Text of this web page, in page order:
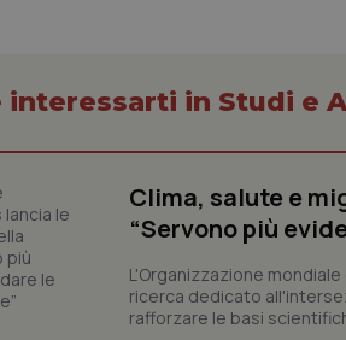
interessarti in Studi e
Clima, salute e
“Servono più
L'Organizzazione
ricerca dedicato
rafforzare le basi
__Secure-YNID